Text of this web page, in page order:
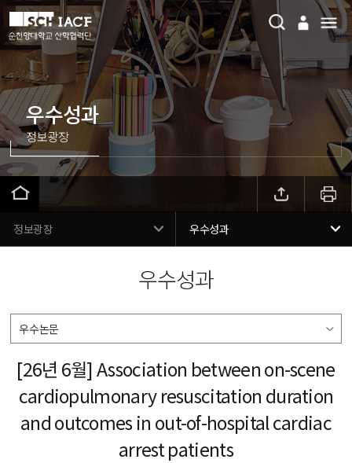
우수성과
정보광장
정보광장 우수성과
우수성과
[26년 6월] Association between on-scene
cardiopulmonary resuscitation duration
and outcomes in out-of-hospital cardiac
arrest patients